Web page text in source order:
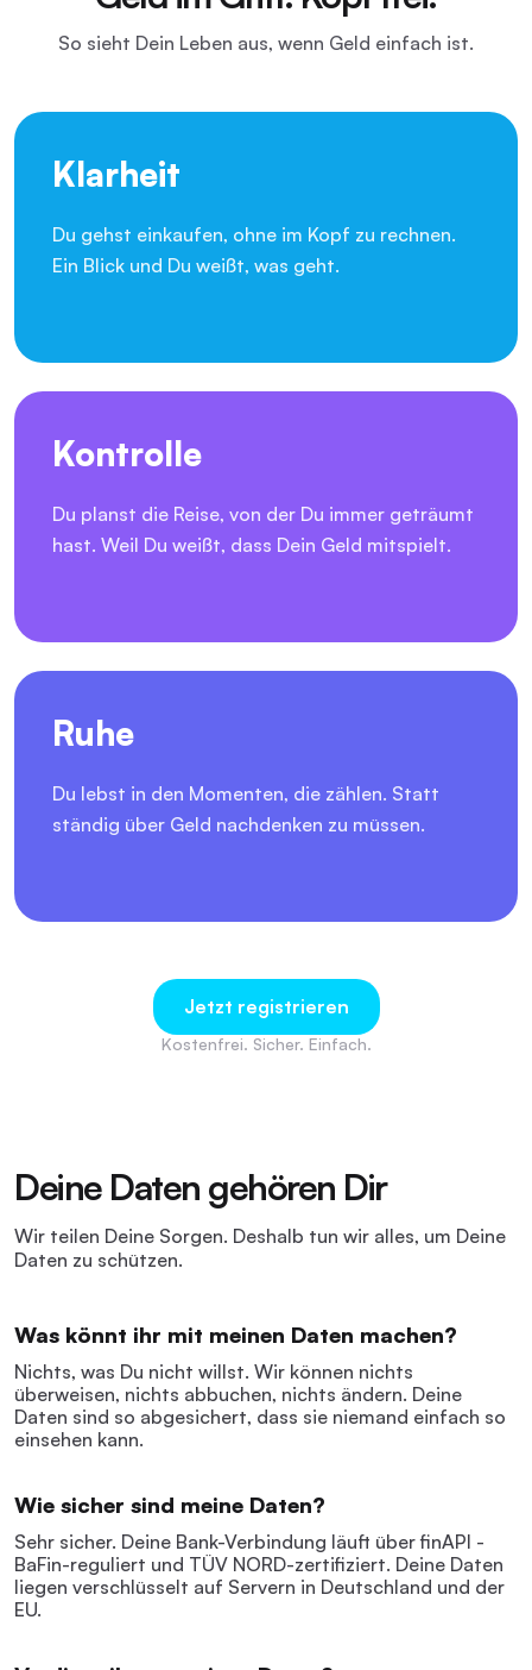
So sieht Dein Leben aus, wenn Geld einfach ist.
Klarheit
Du gehst einkaufen, ohne im Kopf zu rechnen.
Ein Blick und Du weißt, was geht.
Kontrolle
Du planst die Reise, von der Du immer geträumt
hast. Weil Du weißt, dass Dein Geld mitspielt.
Ruhe
Du lebst in den Momenten, die zählen. Statt
ständig über Geld nachdenken zu müssen.
Jetzt registrieren
Kostenfrei. Sicher. Einfach.
Deine Daten gehören Dir
Wir teilen Deine Sorgen. Deshalb tun wir alles, um Deine
Daten zu schützen.
Was könnt ihr mit meinen Daten machen?
Nichts, was Du nicht willst. Wir können nichts
überweisen, nichts abbuchen, nichts ändern. Deine
Daten sind so abgesichert, dass sie niemand einfach so
einsehen kann.
Wie sicher sind meine Daten?
Sehr sicher. Deine Bank-Verbindung läuft über finAPI -
BaFin-reguliert und TÜV NORD-zertifiziert. Deine Daten
liegen verschlüsselt auf Servern in Deutschland und der
EU.